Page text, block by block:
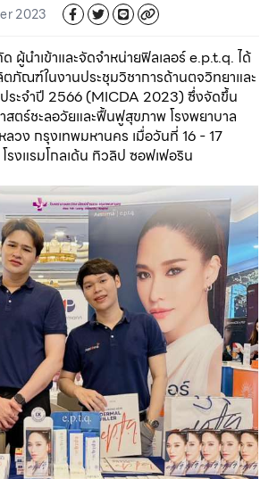
2023
ผู้นำเข้าและจัดจำหน่ายฟิลเลอร์ e.p.t.q. ได้
ภัณฑ์ในงานประชุมวิชาการด้านตจวิทยาและ
ประจำปี 2566 (MICDA 2023) ซึ่งจัดขึ้น
สตร์ชะลอวัยและฟื้นฟูสุขภาพ โรงพยาบาล
วง กรุงเทพมหานคร เมื่อวันที่ 16 - 17
งแรมโกลเด้น ทิวลิป ซอฟเฟอริน